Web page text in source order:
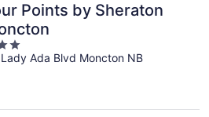
Points by Sheraton
Ada Blvd Moncton NB